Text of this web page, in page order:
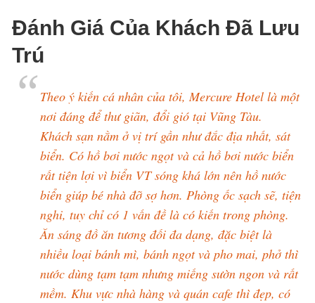
Đánh Giá Của Khách Đã Lưu
Trú
Theo ý kiến cá nhân của tôi, Mercure Hotel là một
nơi đáng để thư giãn, đổi gió tại Vũng Tàu.
Khách sạn nằm ở vị trí gần như đắc địa nhất, sát
biển. Có hồ bơi nước ngọt và cả hồ bơi nước biển
rất tiện lợi vì biển VT sóng khá lớn nên hồ nước
biển giúp bé nhà đỡ sợ hơn. Phòng ốc sạch sẽ, tiện
nghi, tuy chỉ có 1 vấn đề là có kiến trong phòng.
Ăn sáng đồ ăn tương đối đa dạng, đặc biệt là
nhiều loại bánh mì, bánh ngọt và pho mai, phở thì
nước dùng tạm tạm nhưng miếng sườn ngon và rất
mềm. Khu vực nhà hàng và quán cafe thì đẹp, có